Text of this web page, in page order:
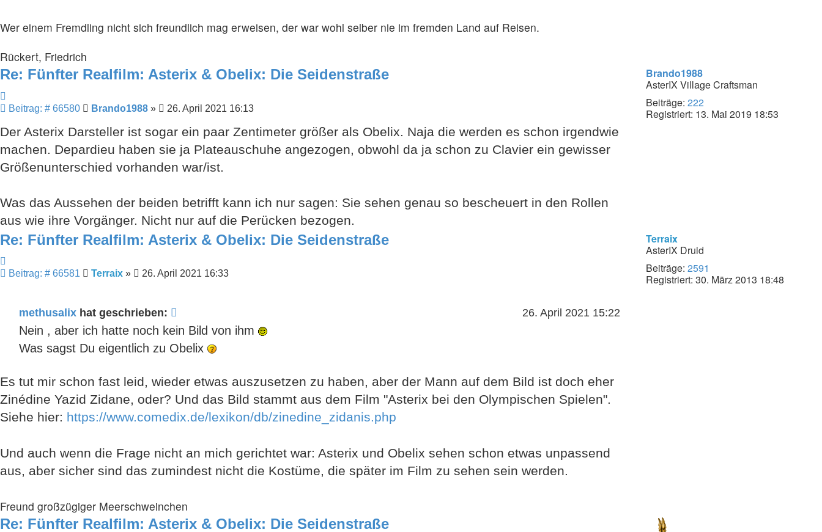
Wer einem Fremdling nicht sich freundlich mag erweisen, der war wohl selber nie im fremden Land auf Reisen.
Rückert, Friedrich
Brando1988
AsterIX Village Craftsman
Beiträge: 222
Registriert: 13. Mai 2019 18:53
Re: Fünfter Realfilm: Asterix & Obelix: Die Seidenstraße
Beitrag: # 66580Beitrag
Brando1988 » 26. April 2021 16:13
Der Asterix Darsteller ist sogar ein paar Zentimeter größer als Obelix. Naja die werden es schon irgendwie
machen. Depardieu haben sie ja Plateauschuhe angezogen, obwohl da ja schon zu Clavier ein gewisser
Größenunterschied vorhanden war/ist.
Was das Aussehen der beiden betrifft kann ich nur sagen: Sie sehen genau so bescheuert in den Rollen
aus wie ihre Vorgänger. Nicht nur auf die Perücken bezogen.
Terraix
AsterIX Druid
Beiträge: 2591
Registriert: 30. März 2013 18:48
Re: Fünfter Realfilm: Asterix & Obelix: Die Seidenstraße
Beitrag: # 66581 Beitrag
Terraix » 26. April 2021 16:33
methusalix hat geschrieben: 26. April 2021 15:22
Nein , aber ich hatte noch kein Bild von ihm
Was sagst Du eigentlich zu Obelix
Es tut mir schon fast leid, wieder etwas auszusetzen zu haben, aber der Mann auf dem Bild ist doch eher
Zinédine Yazid Zidane, oder? Und das Bild stammt aus dem Film "Asterix bei den Olympischen Spielen".
Siehe hier: https://www.comedix.de/lexikon/db/zinedine_zidanis.php
Und auch wenn die Frage nicht an mich gerichtet war: Asterix und Obelix sehen schon etwas unpassend
aus, aber sicher sind das zumindest nicht die Kostüme, die später im Film zu sehen sein werden.
Freund großzügiger Meerschweinchen
Re: Fünfter Realfilm: Asterix & Obelix: Die Seidenstraße